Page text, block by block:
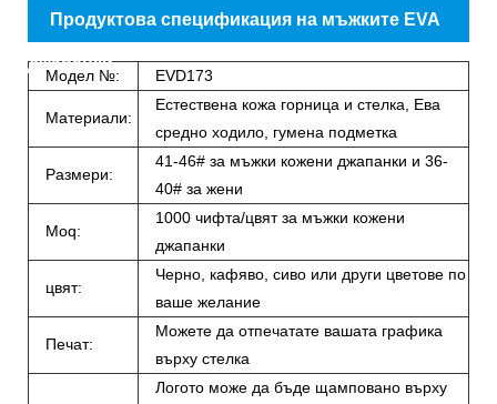
Продуктова спецификация на мъжките EVA
джапанки
Модел №: EVD173
Материали:
Естествена кожа горница и стелка, Ева
средно ходило, гумена подметка
Размери:
41-46# за мъжки кожени джапанки и 36-
40# за жени
Moq:
1000 чифта/цвят за мъжки кожени
джапанки
цвят:
Черно, кафяво, сиво или други цветове по
ваше желание
Печат:
Можете да отпечатате вашата графика
върху стелка
Логото може да бъде щамповано върху